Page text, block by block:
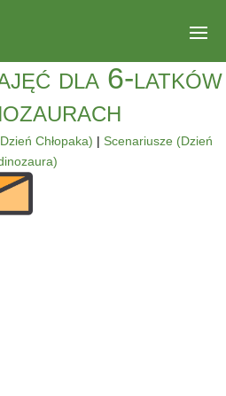
dla 6-latków
Chłopaka) | Scenariusze (Dzień